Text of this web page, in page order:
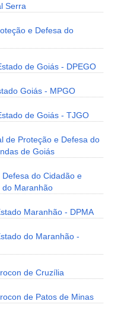
Serra
e Defesa do
de Goiás - DPEGO
Goiás - MPGO
de Goiás - TJGO
de Proteção e Defesa do
de Goiás
do Cidadão e
do Maranhão
Maranhão - DPMA
do Maranhão -
de Cruzília
de Patos de Minas